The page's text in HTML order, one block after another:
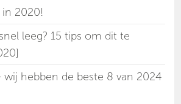
2020!
leeg? 15 tips om dit te
wij hebben de beste 8 van 2024